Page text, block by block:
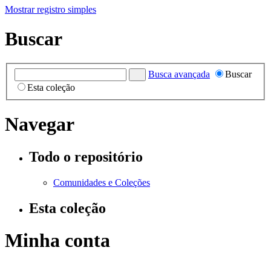
Mostrar registro simples
Buscar
Busca avançada
Buscar
Esta coleção
Navegar
Todo o repositório
Comunidades e Coleções
Esta coleção
Minha conta